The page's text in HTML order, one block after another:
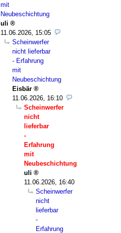
mit
Neubeschichtung
uli
11.06.2026, 15:05
Scheinwerfer
nicht lieferbar
- Erfahrung
mit
Neubeschichtung
Eisbär
11.06.2026, 16:10
Scheinwerfer
nicht
lieferbar
-
Erfahrung
mit
Neubeschichtung
uli
11.06.2026, 16:40
Scheinwerfer
nicht
lieferbar
-
Erfahrung